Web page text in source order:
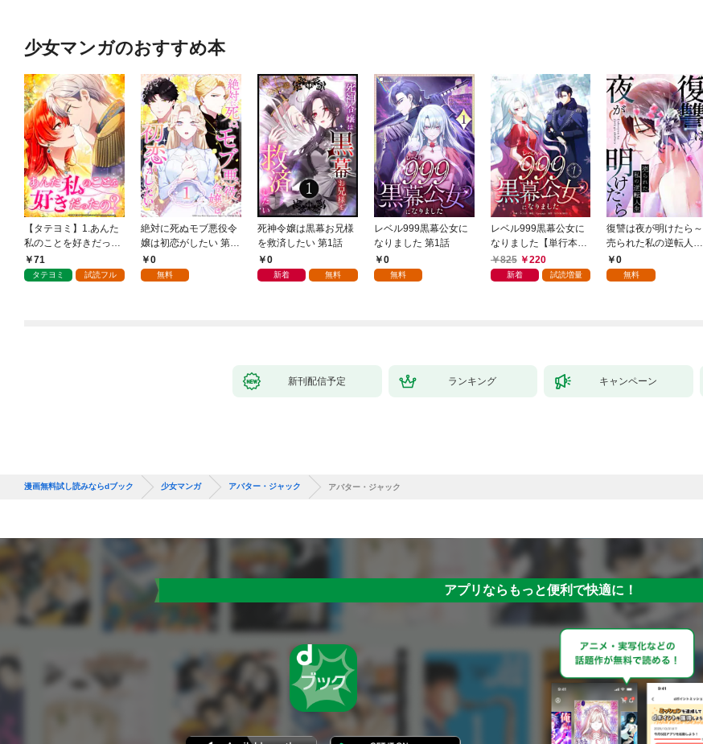
少女マンガのおすすめ本
【タテヨミ】1.あんた
私のことを好きだった
の？
71
タテヨミ 試読フル
絶対に死ぬモブ悪役令
嬢は初恋がしたい 第1
話0
無料
死神令嬢は黒幕お兄様
を救済したい 第1話
0
新着 無料
レベル999黒幕公女に
なりました 第1話
0
無料
レベル999黒幕公女に
なりました【単行本
版】 1巻
825 220
新着 試読増量
復讐は夜が明けたら～
売られた私の逆転人生
(1)0
無料
新刊配信予定 ランキング キャンペーン
漫画無料試し読みならdブック 少女マンガ アバター・ジャック アバター・ジャック
アプリならもっと便利で快適に！